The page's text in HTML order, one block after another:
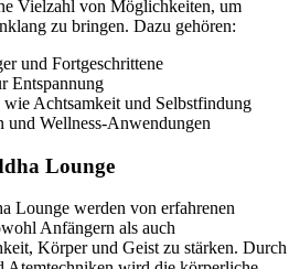
Vielzahl von Möglichkeiten, um
zu bringen. Dazu gehören:
und Fortgeschrittene
Entspannung
Achtsamkeit und Selbstfindung
und Wellness-Anwendungen
Lounge
Lounge werden von erfahrenen
Anfängern als auch
Körper und Geist zu stärken. Durch